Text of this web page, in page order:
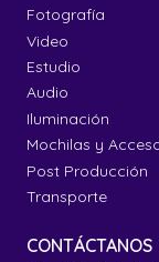
Fotografía
Video
Estudio
Audio
Iluminación
Mochilas y
Post Producción
Transporte
CONTÁCTANOS